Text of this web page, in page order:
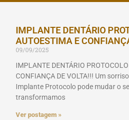
IMPLANTE DENTÁRIO
AUTOESTIMA E
09/09/2025
IMPLANTE DENTÁRIO
CONFIANÇA DE VOLTA!!! Um
Implante Protocolo pode mudar o
transformamos
Ver postagem »